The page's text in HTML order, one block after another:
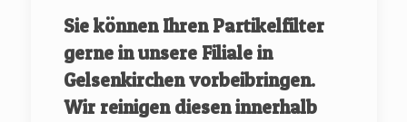
Sie können Ihren Partikelfilter
gerne in unsere Filiale in
Gelsenkirchen vorbeibringen.
Wir reinigen diesen innerhalb